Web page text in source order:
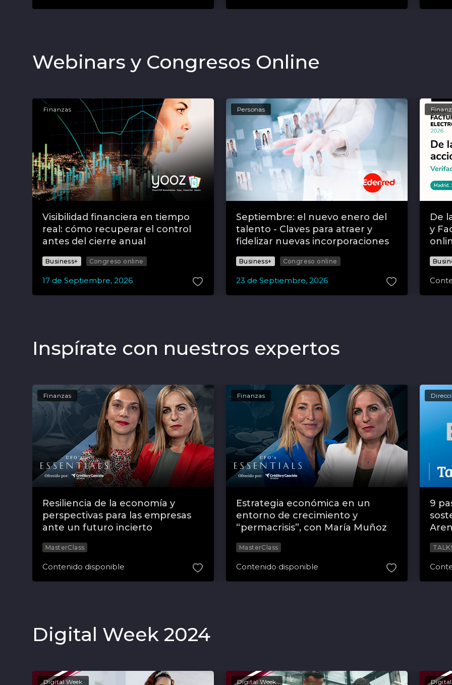
Webinars y Congresos Online
Finanzas
Visibilidad financiera en tiempo
real: cómo recuperar el control
antes del cierre anual
Business+ Congreso online
17 de Septiembre, 2026
Personas
Septiembre: el nuevo enero del
talento - Claves para atraer y
fidelizar nuevas incorporaciones
Business+ Congreso online
23 de Septiembre, 2026
De
y
Inspírate con nuestros expertos
Finanzas
Resiliencia de la economía y
perspectivas para las empresas
ante un futuro incierto
MasterClass
Contenido disponible
Finanzas
Estrategia económica en un
entorno de crecimiento y
“permacrisis”, con María Muñoz
MasterClass
Contenido disponible
9
Digital Week 2024
Digital Week Digital Week Digital